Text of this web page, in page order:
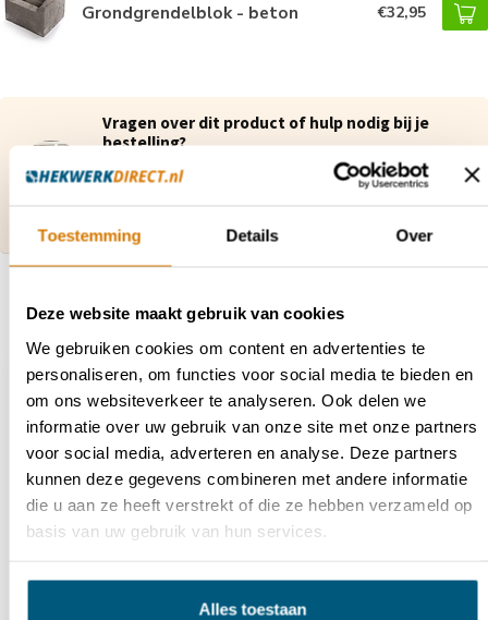
Toestemming Details Over
Deze website maakt gebruik van cookies
We gebruiken cookies om content en advertenties te
personaliseren, om functies voor social media te bieden en
om ons websiteverkeer te analyseren. Ook delen we
informatie over uw gebruik van onze site met onze partners
voor social media, adverteren en analyse. Deze partners
kunnen deze gegevens combineren met andere informatie
die u aan ze heeft verstrekt of die ze hebben verzameld op
basis van uw gebruik van hun services.
Alles toestaan
Grondgrendelblok - beton €32,95
Vragen over dit product of hulp nodig bij je
bestelling?
Neem contact op met onze klantenservice via
contact@hekwerkdirect.nl
of bel +31 40 209
Wij zijn bereikbaar tussen 08:00 tot 16:00u.
Recent bekeken
Grondgrendelblok beton